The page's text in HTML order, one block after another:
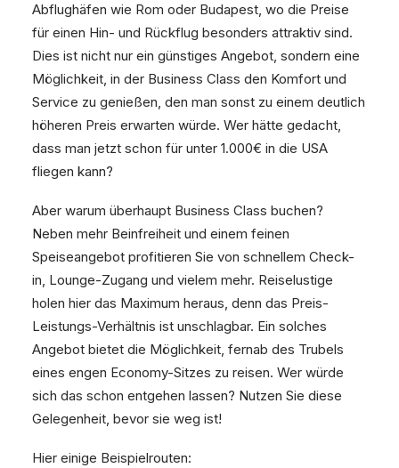
Abflughäfen wie Rom oder Budapest, wo die Preise
für einen Hin- und Rückflug besonders attraktiv sind.
Dies ist nicht nur ein günstiges Angebot, sondern eine
Möglichkeit, in der Business Class den Komfort und
Service zu genießen, den man sonst zu einem deutlich
höheren Preis erwarten würde. Wer hätte gedacht,
dass man jetzt schon für unter 1.000€ in die USA
fliegen kann?
Aber warum überhaupt Business Class buchen?
Neben mehr Beinfreiheit und einem feinen
Speiseangebot profitieren Sie von schnellem Check-
in, Lounge-Zugang und vielem mehr. Reiselustige
holen hier das Maximum heraus, denn das Preis-
Leistungs-Verhältnis ist unschlagbar. Ein solches
Angebot bietet die Möglichkeit, fernab des Trubels
eines engen Economy-Sitzes zu reisen. Wer würde
sich das schon entgehen lassen? Nutzen Sie diese
Gelegenheit, bevor sie weg ist!
Hier einige Beispielrouten: